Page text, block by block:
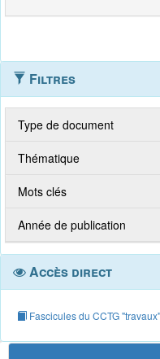
Filtres
Type de document
Thématique
Mots clés
Année de publication
Accès direct
Fascicules du CCTG